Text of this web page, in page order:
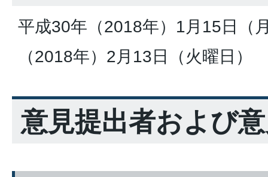
平成30年（2018年）1月15日（
（2018年）2月13日（火曜日）
意見提出者および